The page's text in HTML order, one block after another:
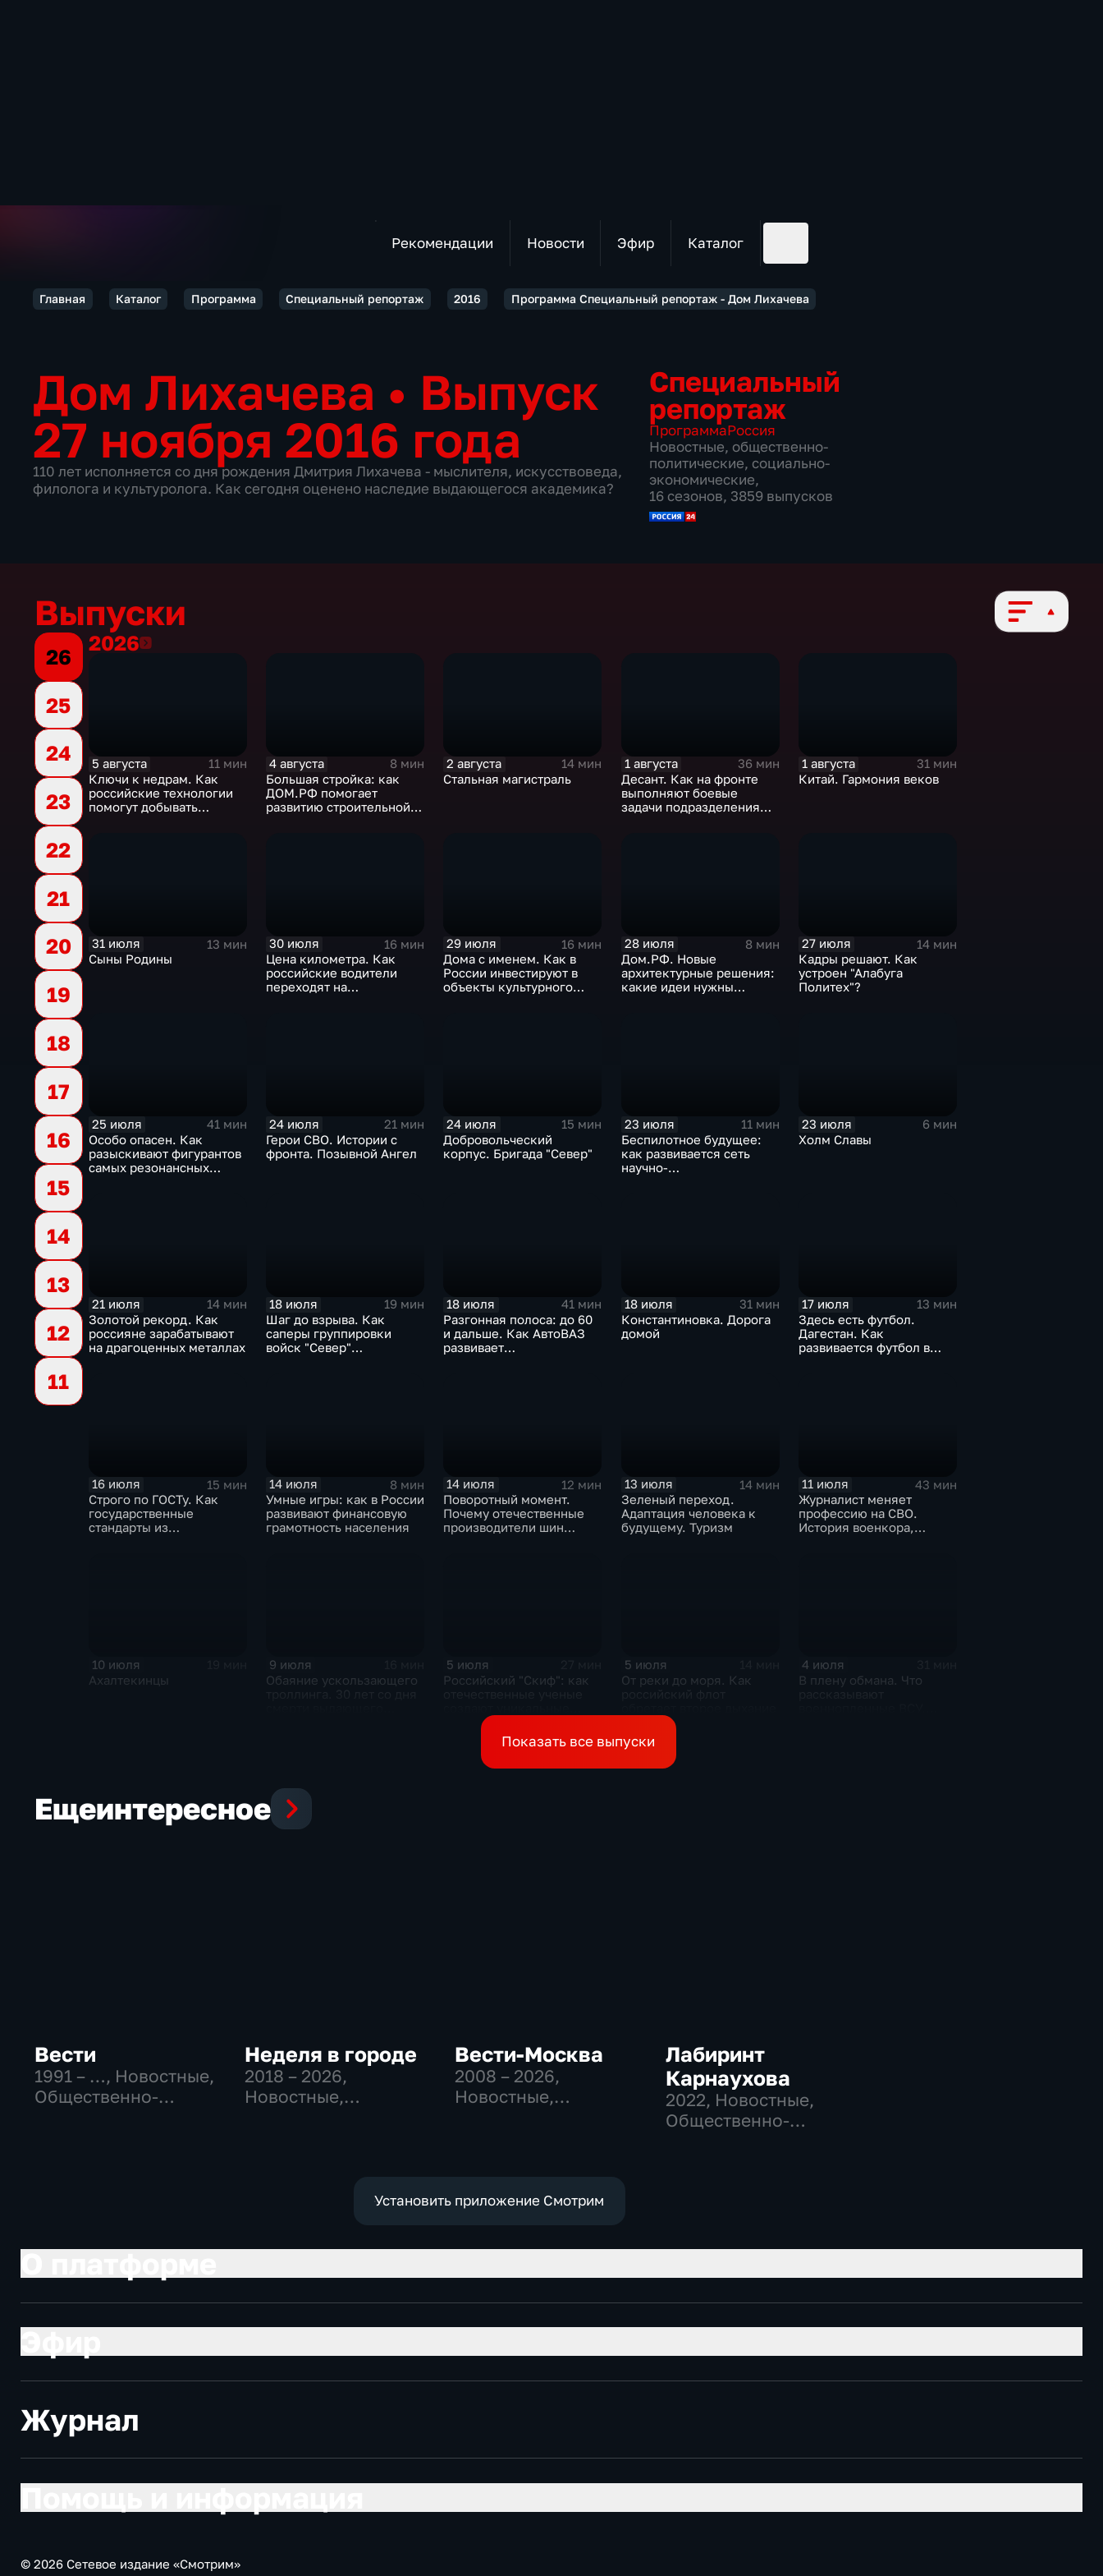
Рекомендации Новости Эфир Каталог
Главная Каталог Программа Специальный репортаж 2016 Программа Специальный репортаж - Дом Лихачева
Дом Лихачева • Выпуск
27 ноября 2016 года
110 лет исполняется со дня рождения Дмитрия Лихачева - мыслителя, искусствоведа,
филолога и культуролога. Как сегодня оценено наследие выдающегося академика?
Специальный
репортаж
ПрограммаРоссия
Новостные, общественно-
политические, социально-
экономические,
16 сезонов, 3859 выпусков
Выпуски
26
25
24
23
22
21
20
19
18
17
16
15
14
13
12
11
20262026
5 августа
11 мин
Ключи к недрам. Как
российские технологии
помогут добывать
4 августа
8 мин
Большая стройка: как
ДОМ.РФ помогает
развитию строительной
2 августа
14 мин
Стальная магистраль
1 августа
36 мин
Десант. Как на фронте
выполняют боевые
задачи подразделения
1 августа
31 мин
Китай. Гармония веков
31 июля
13 мин
Сыны Родины
30 июля
16 мин
Цена километра. Как
российские водители
переходят на
29 июля
16 мин
Дома с именем. Как в
России инвестируют в
объекты культурного
28 июля
8 мин
Дом.РФ. Новые
архитектурные решения:
какие идеи нужны
27 июля
14 мин
Кадры решают. Как
устроен "Алабуга
Политех"?
25 июля
41 мин
Особо опасен. Как
разыскивают фигурантов
самых резонансных
24 июля
21 мин
Герои СВО. Истории с
фронта. Позывной Ангел
24 июля
15 мин
Добровольческий
корпус. Бригада "Север"
23 июля
11 мин
Беспилотное будущее:
как развивается сеть
научно-
23 июля
6 мин
Холм Славы
21 июля
14 мин
Золотой рекорд. Как
россияне зарабатывают
на драгоценных металлах
18 июля
19 мин
Шаг до взрыва. Как
саперы группировки
войск "Север"
18 июля
41 мин
Разгонная полоса: до 60
и дальше. Как АвтоВАЗ
развивает
18 июля
31 мин
Константиновка. Дорога
домой
17 июля
13 мин
Здесь есть футбол.
Дагестан. Как
развивается футбол в
16 июля
15 мин
Строго по ГОСТу. Как
государственные
стандарты из
14 июля
8 мин
Умные игры: как в России
развивают финансовую
грамотность населения
14 июля
12 мин
Поворотный момент.
Почему отечественные
производители шин
13 июля
14 мин
Зеленый переход.
Адаптация человека к
будущему. Туризм
11 июля
43 мин
Журналист меняет
профессию на СВО.
История военкора,
10 июля
Ахалтекинцы
9 июля
Обаяние ускользающего
5 июля
Российский "Скиф": как
технологии будущего
5 июля
От реки до моря. Как
4 июля
В плену обмана. Что
Показать все выпуски
Ещеинтересное
Вести
1991 – …, Новостные,
Общественно-
Неделя в городе
2018 – 2026,
Новостные,
Вести-Москва
2008 – 2026,
Новостные,
Лабиринт
Карнаухова
2022, Новостные,
Общественно-
Установить приложение Смотрим
Журнал
© 2026 Сетевое издание «Смотрим»